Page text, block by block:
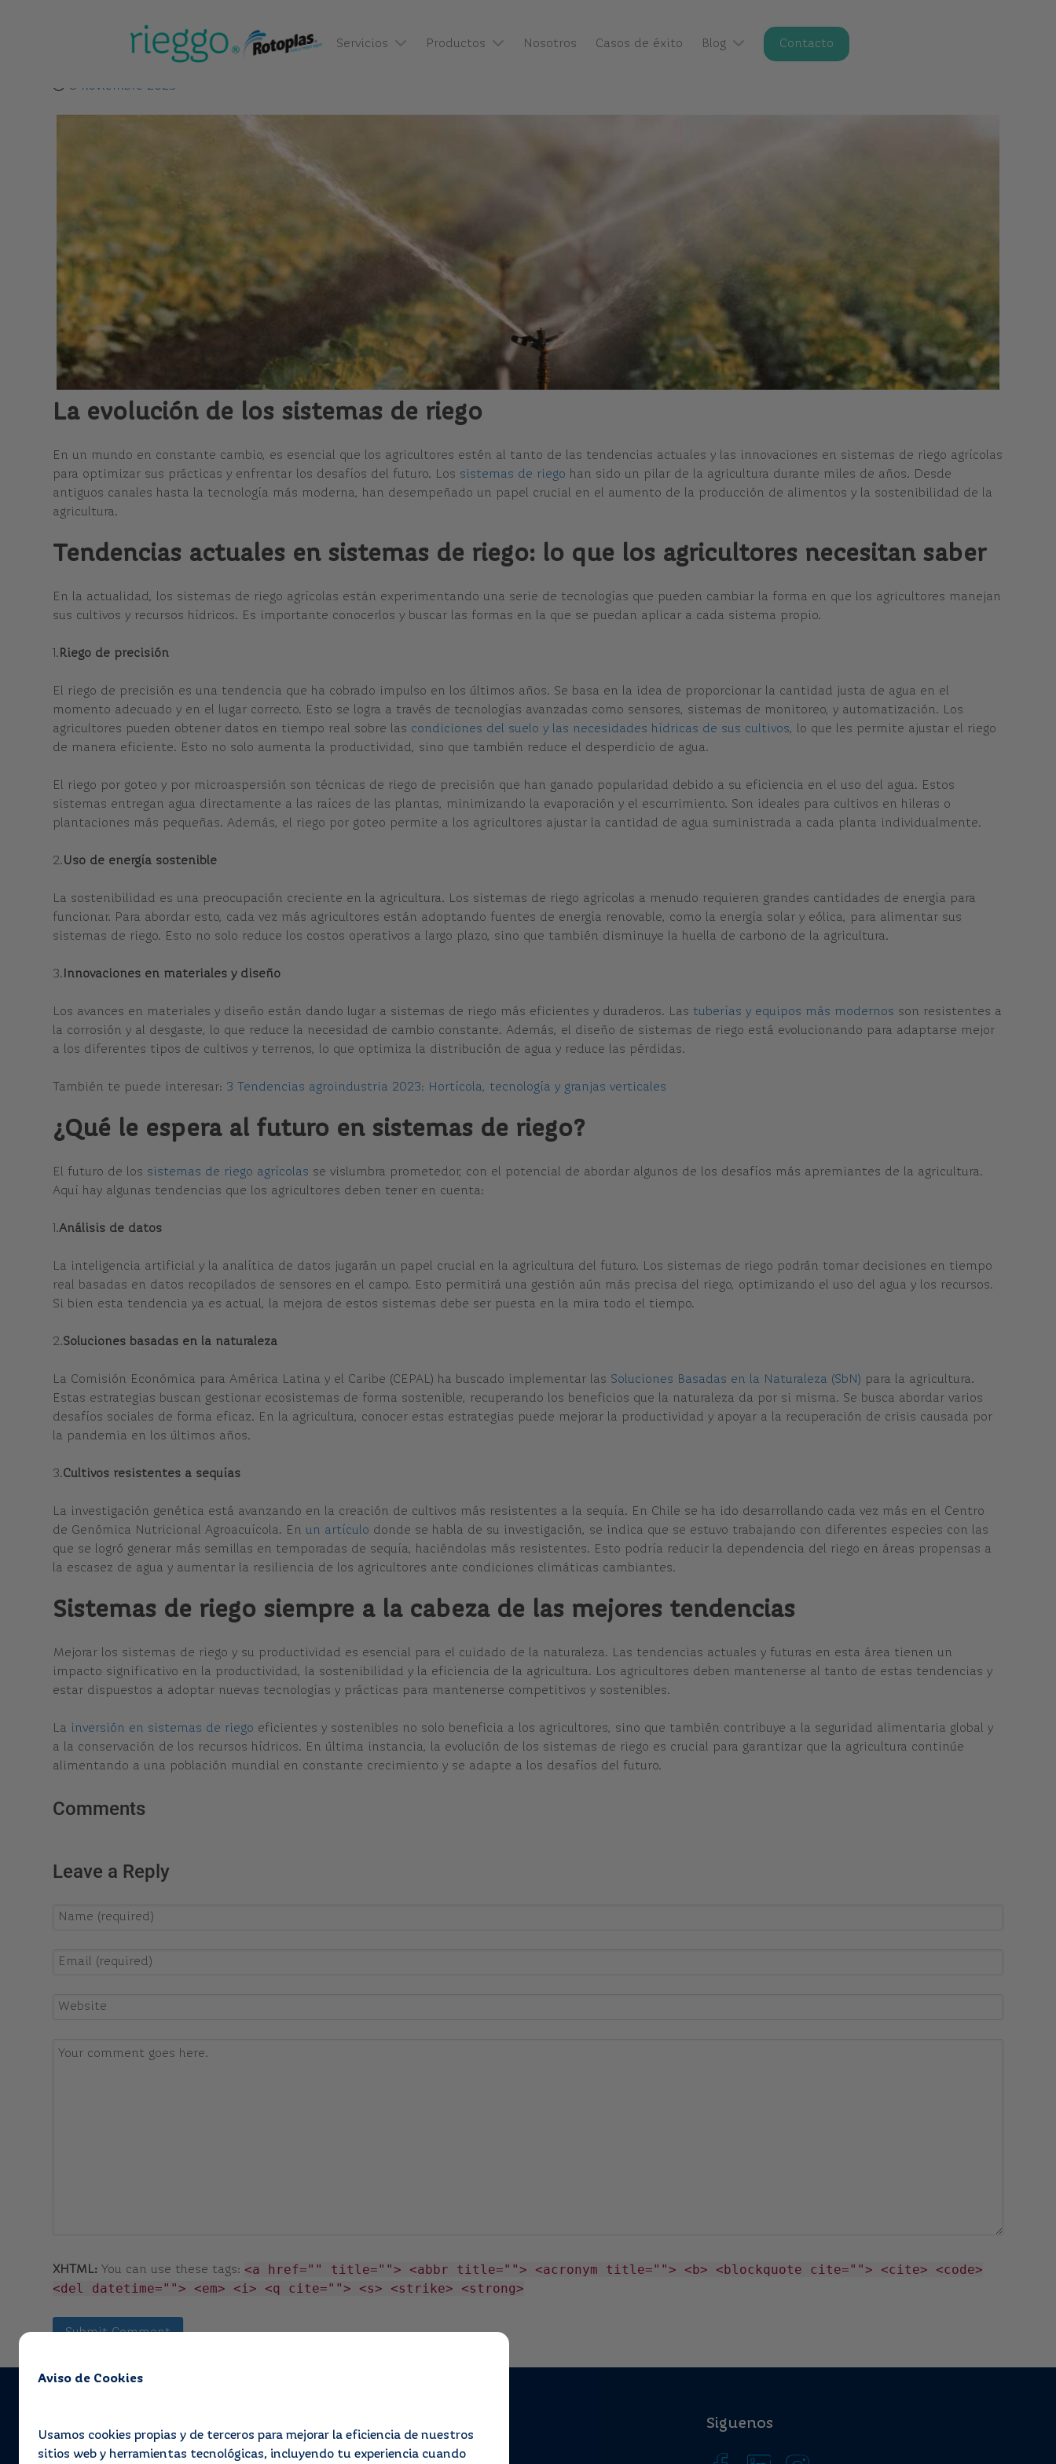
Servicios Productos Nosotros Casos de éxito Blog Contacto
8 noviembre 2023
La evolución de los sistemas de riego
En un mundo en constante cambio, es esencial que los agricultores estén al tanto de las tendencias actuales y las innovaciones en sistemas de riego agrícolas
para optimizar sus prácticas y enfrentar los desafíos del futuro. Los sistemas de riego han sido un pilar de la agricultura durante miles de años. Desde
antiguos canales hasta la tecnología más moderna, han desempeñado un papel crucial en el aumento de la producción de alimentos y la sostenibilidad de la
agricultura.
Tendencias actuales en sistemas de riego: lo que los agricultores necesitan saber
En la actualidad, los sistemas de riego agrícolas están experimentando una serie de tecnologías que pueden cambiar la forma en que los agricultores manejan
sus cultivos y recursos hídricos. Es importante conocerlos y buscar las formas en la que se puedan aplicar a cada sistema propio.
1. Riego de precisión
El riego de precisión es una tendencia que ha cobrado impulso en los últimos años. Se basa en la idea de proporcionar la cantidad justa de agua en el
momento adecuado y en el lugar correcto. Esto se logra a través de tecnologías avanzadas como sensores, sistemas de monitoreo, y automatización. Los
agricultores pueden obtener datos en tiempo real sobre las condiciones del suelo y las necesidades hídricas de sus cultivos, lo que les permite ajustar el riego
de manera eficiente. Esto no solo aumenta la productividad, sino que también reduce el desperdicio de agua.
El riego por goteo y por microaspersión son técnicas de riego de precisión que han ganado popularidad debido a su eficiencia en el uso del agua. Estos
sistemas entregan agua directamente a las raíces de las plantas, minimizando la evaporación y el escurrimiento. Son ideales para cultivos en hileras o
plantaciones más pequeñas. Además, el riego por goteo permite a los agricultores ajustar la cantidad de agua suministrada a cada planta individualmente.
2.Uso de energía sostenible
La sostenibilidad es una preocupación creciente en la agricultura. Los sistemas de riego agrícolas a menudo requieren grandes cantidades de energía para
funcionar. Para abordar esto, cada vez más agricultores están adoptando fuentes de energía renovable, como la energía solar y eólica, para alimentar sus
sistemas de riego. Esto no solo reduce los costos operativos a largo plazo, sino que también disminuye la huella de carbono de la agricultura.
3. Innovaciones en materiales y diseño
Los avances en materiales y diseño están dando lugar a sistemas de riego más eficientes y duraderos. Las tuberías y equipos más modernos son resistentes a
la corrosión y al desgaste, lo que reduce la necesidad de cambio constante. Además, el diseño de sistemas de riego está evolucionando para adaptarse mejor
a los diferentes tipos de cultivos y terrenos, lo que optimiza la distribución de agua y reduce las pérdidas.
También te puede interesar: 3 Tendencias agroindustria 2023: Hortícola, tecnología y granjas verticales
¿Qué le espera al futuro en sistemas de riego?
El futuro de los sistemas de riego agrícolas se vislumbra prometedor, con el potencial de abordar algunos de los desafíos más apremiantes de la agricultura.
Aquí hay algunas tendencias que los agricultores deben tener en cuenta:
1.Análisis de datos
La inteligencia artificial y la analítica de datos jugarán un papel crucial en la agricultura del futuro. Los sistemas de riego podrán tomar decisiones en tiempo
real basadas en datos recopilados de sensores en el campo. Esto permitirá una gestión aún más precisa del riego, optimizando el uso del agua y los recursos.
Si bien esta tendencia ya es actual, la mejora de estos sistemas debe ser puesta en la mira todo el tiempo.
2.Soluciones basadas en la naturaleza
La Comisión Económica para América Latina y el Caribe (CEPAL) ha buscado implementar las Soluciones Basadas en la Naturaleza (SbN) para la agricultura.
Estas estrategias buscan gestionar ecosistemas de forma sostenible, recuperando los beneficios que la naturaleza da por si misma. Se busca abordar varios
desafíos sociales de forma eficaz. En la agricultura, conocer estas estrategias puede mejorar la productividad y apoyar a la recuperación de crisis causada por
la pandemia en los últimos años.
3.Cultivos resistentes a sequías
La investigación genética está avanzando en la creación de cultivos más resistentes a la sequía. En Chile se ha ido desarrollando cada vez más en el Centro
de Genómica Nutricional Agroacuícola. En un artículo donde se habla de su investigación, se indica que se estuvo trabajando con diferentes especies con las
que se logró generar más semillas en temporadas de sequía, haciéndolas más resistentes. Esto podría reducir la dependencia del riego en áreas propensas a
la escasez de agua y aumentar la resiliencia de los agricultores ante condiciones climáticas cambiantes.
Sistemas de riego siempre a la cabeza de las mejores tendencias
Mejorar los sistemas de riego y su productividad es esencial para el cuidado de la naturaleza. Las tendencias actuales y futuras en esta área tienen un
impacto significativo en la productividad, la sostenibilidad y la eficiencia de la agricultura. Los agricultores deben mantenerse al tanto de estas tendencias y
estar dispuestos a adoptar nuevas tecnologías y prácticas para mantenerse competitivos y sostenibles.
La inversión en sistemas de riego eficientes y sostenibles no solo beneficia a los agricultores, sino que también contribuye a la seguridad alimentaria global y
a la conservación de los recursos hídricos. En última instancia, la evolución de los sistemas de riego es crucial para garantizar que la agricultura continúe
alimentando a una población mundial en constante crecimiento y se adapte a los desafíos del futuro.
Comments
Leave a Reply
XHTML: You can use these tags: <a href="" title=""> <abbr title=""> <acronym title=""> <b> <blockquote cite=""> <cite> <code>
<del datetime=""> <em> <i> <q cite=""> <s> <strike> <strong>
Siguenos
Aviso de Cookies
Usamos cookies propias y de terceros para mejorar la eficiencia de nuestros
sitios web y herramientas tecnológicas, incluyendo tu experiencia cuando